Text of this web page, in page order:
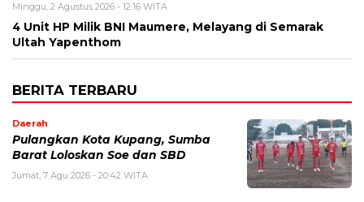
Minggu, 2 Agustus 2026 - 12:16 WITA
4 Unit HP Milik BNI Maumere, Melayang di Semarak
Ultah Yapenthom
BERITA TERBARU
Daerah
Pulangkan Kota Kupang, Sumba
Barat Loloskan Soe dan SBD
Jumat, 7 Agu 2026 - 20:42 WITA